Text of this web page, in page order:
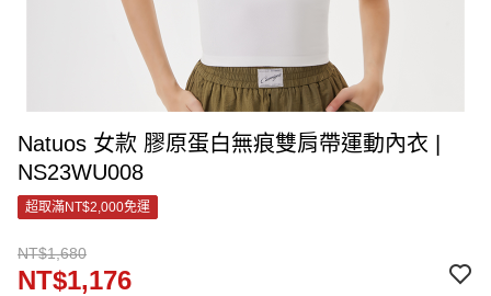
Natuos 女款 膠原蛋白無痕雙肩帶運動內衣 |
NS23WU008
超取滿NT$2,000免運
NT$1,680
NT$1,176